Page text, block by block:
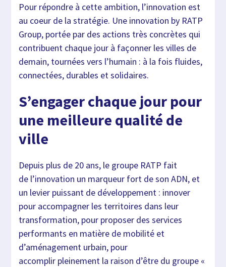
Pour répondre à cette ambition, l’innovation est
au coeur de la stratégie. Une innovation by RATP
Group, portée par des actions très concrètes qui
contribuent chaque jour à façonner les villes de
demain, tournées vers l’humain : à la fois fluides,
connectées, durables et solidaires.
S’engager chaque jour pour
une meilleure qualité de
ville
Depuis plus de 20 ans, le groupe RATP fait
de l’innovation un marqueur fort de son ADN, et
un levier puissant de développement : innover
pour accompagner les territoires dans leur
transformation, pour proposer des services
performants en matière de mobilité et
d’aménagement urbain, pour
accomplir pleinement la raison d’être du groupe «